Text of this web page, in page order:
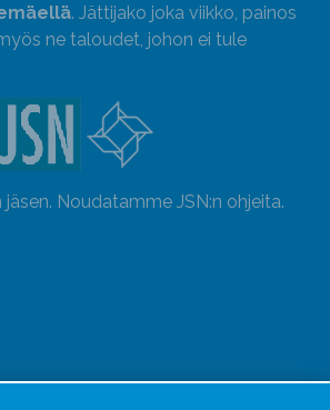
. Jättijako joka viikko, painos
ne taloudet, johon ei tule
Noudatamme JSN:n ohjeita.